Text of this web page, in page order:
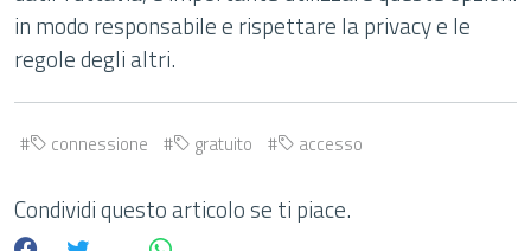
in modo responsabile e rispettare la privacy e le
regole degli altri.
connessione gratuito accesso
Condividi questo articolo se ti piace.